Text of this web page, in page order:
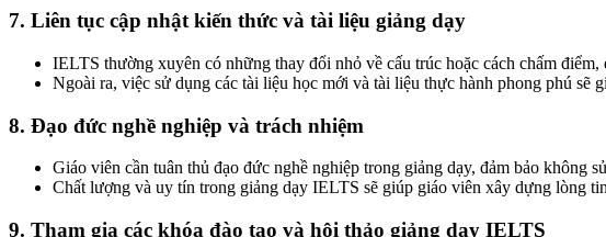
7. Liên tục cập nhật kiến thức và tài liệu giảng dạy
IELTS thường xuyên có những thay đổi nhỏ về cấu trúc hoặc cách chấm
Ngoài ra, việc sử dụng các tài liệu học mới và tài liệu thực hành phong phú sẽ
8. Đạo đức nghề nghiệp và trách nhiệm
Giáo viên cần tuân thủ đạo đức nghề nghiệp trong giảng dạy, đảm bảo không
Chất lượng và uy tín trong giảng dạy IELTS sẽ giúp giáo viên xây dựng lòng
9. Tham gia các khóa đào tạo và hội thảo giảng dạy IELTS